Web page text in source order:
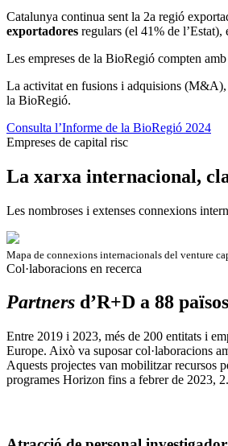
Catalunya continua sent la 2a regió
exportadores regulars (el 41% de l’Estat),
Les empreses de la BioRegió compten amb
La activitat en fusions i adquisions (M&A),
la BioRegió.
Consulta l’Informe de la BioRegió 2024
Empreses de capital risc
La xarxa internacional,
Les nombroses i extenses connexions
Mapa de connexions internacionals del venture
Col·laboracions en recerca
Partners d’R+D a 88 països
Entre 2019 i 2023, més de 200 entitats i
Europe. Això va suposar col·laboracions
Aquests projectes van mobilitzar recursos
programes Horizon fins a febrer de 2023,